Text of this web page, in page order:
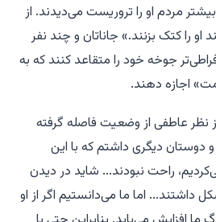
مردم او را تروریست می‌دیدند. از
او را کتک بزنند.» جاناتان و چند نفر
جوخه خود را متقاعد کنند که به
اجازه دهند.
نظر عاطفی از وضعیت فاصله گرفته
دوستان دیگری داشتم که با این
راحت نبودند... شاید در دیدن
داشتند... اما ما می‌دانستیم اگر از او